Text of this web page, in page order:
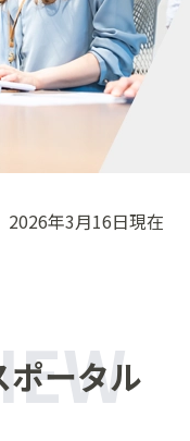
ス
ビス）
退共・清退共)
2026年3月16日現在
ポータル